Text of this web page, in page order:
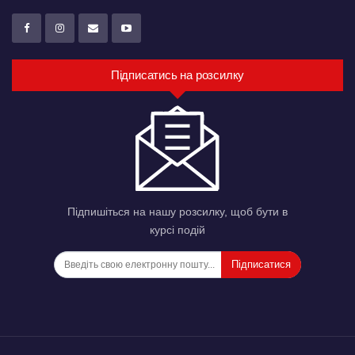
Підписатись на розсилку
Підпишіться на нашу розсилку, щоб бути в
курсі подій
Підписатися